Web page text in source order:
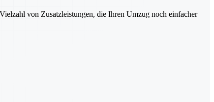
von Zusatzleistungen, die Ihren Umzug noch einfacher